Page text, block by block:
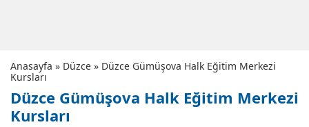
Anasayfa » Düzce » Düzce Gümüşova Halk Eğitim Merkezi
Kursları
Düzce Gümüşova Halk Eğitim Merkezi
Kursları